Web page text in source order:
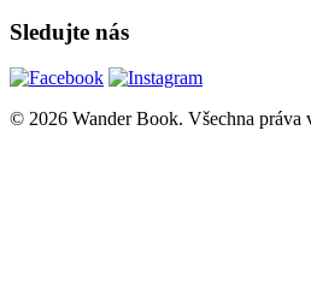
Sledujte nás
© 2026 Wander Book. Všechna práva